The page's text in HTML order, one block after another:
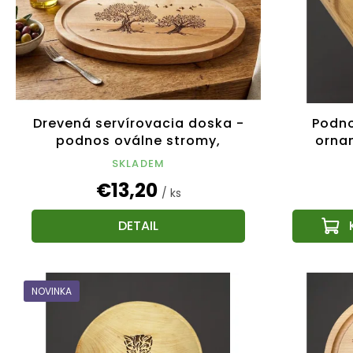
Drevená servírovacia doska -
podnos oválne stromy,
masívne drevo, 30 cm
SKLADEM
€13,20 / ks
DETAIL
NOVINKA